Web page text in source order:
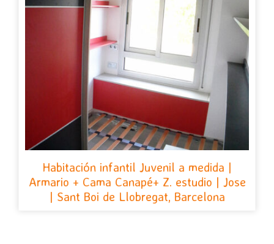
Habitación infantil Juvenil a medida |
Armario + Cama Canapé+ Z. estudio | Jose
| Sant Boi de Llobregat, Barcelona